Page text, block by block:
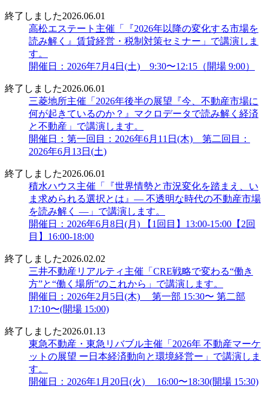
終了しました2026.06.01
高松エステート主催「『2026年以降の変化する市場を
読み解く』賃貸経営・税制対策セミナー」で講演しま
す。
開催日：2026年7月4日(土) 9:30〜12:15（開場 9:00）
終了しました2026.06.01
三菱地所主催「2026年後半の展望『今、不動産市場に
何が起きているのか？』マクロデータで読み解く経済
と不動産」で講演します。
開催日：第一回目：2026年6月11日(木) 第二回目：
2026年6月13日(土)
終了しました2026.06.01
積水ハウス主催「『世界情勢と市況変化を踏まえ、い
ま求められる選択とは』― 不透明な時代の不動産市場
を読み解く ―」で講演します。
開催日：2026年6月8日(月) 【1回目】13:00-15:00【2回
目】16:00-18:00
終了しました2026.02.02
三井不動産リアルティ主催「CRE戦略で変わる“働き
方”と“働く場所”のこれから」で講演します。
開催日：2026年2月5日(木) 第一部 15:30〜 第二部
17:10〜(開場 15:00)
終了しました2026.01.13
東急不動産・東急リバブル主催「2026年 不動産マーケ
ットの展望 ー日本経済動向と環境経営ー」で講演しま
す。
開催日：2026年1月20日(火) 16:00〜18:30(開場 15:30)